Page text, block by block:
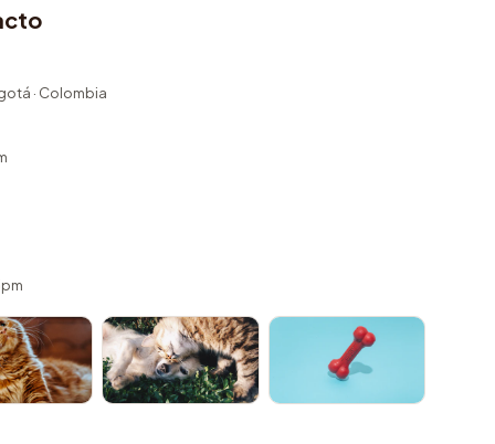
· Colombia